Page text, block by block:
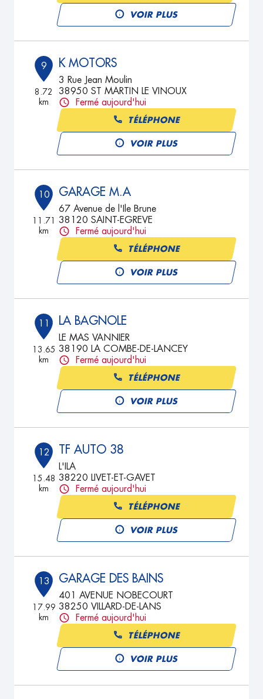
VOIR PLUS
9
8.72
km
K MOTORS
3 Rue Jean Moulin
38950 ST MARTIN LE VINOUX
Fermé aujourd'hui
TÉLÉPHONE
VOIR PLUS
10
11.71
km
GARAGE M.A
67 Avenue de l'Ile Brune
38120 SAINT-EGREVE
Fermé aujourd'hui
TÉLÉPHONE
VOIR PLUS
11
13.65
km
LA BAGNOLE
LE MAS VANNIER
38190 LA COMBE-DE-LANCEY
Fermé aujourd'hui
TÉLÉPHONE
VOIR PLUS
12
15.48
km
TF AUTO 38
L'ILA
38220 LIVET-ET-GAVET
Fermé aujourd'hui
TÉLÉPHONE
VOIR PLUS
13
17.99
km
GARAGE DES BAINS
401 AVENUE NOBECOURT
38250 VILLARD-DE-LANS
Fermé aujourd'hui
TÉLÉPHONE
VOIR PLUS